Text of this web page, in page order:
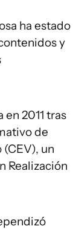
ha estado
y
2011 tras
de
un
Realización